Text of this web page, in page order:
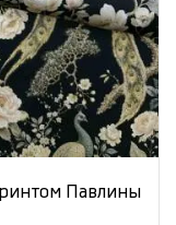
Павлины